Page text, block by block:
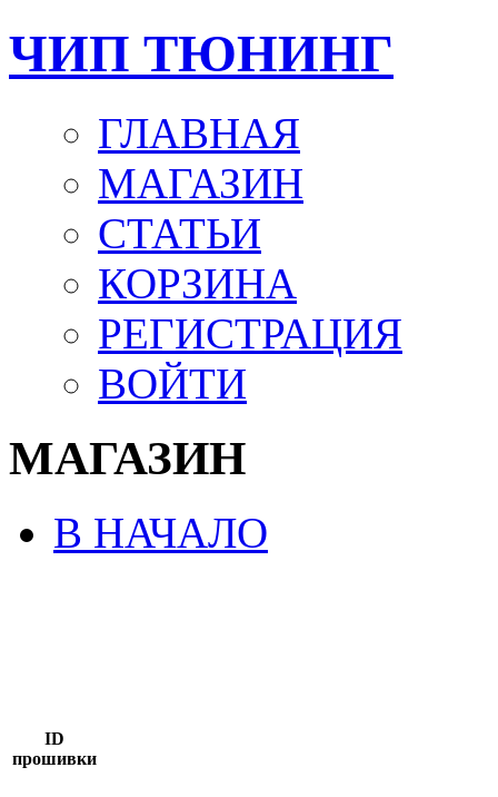
ЧИП ТЮНИНГ
ГЛАВНАЯ
МАГАЗИН
СТАТЬИ
КОРЗИНА
РЕГИСТРАЦИЯ
ВОЙТИ
МАГАЗИН
В НАЧАЛО
ID
прошивки